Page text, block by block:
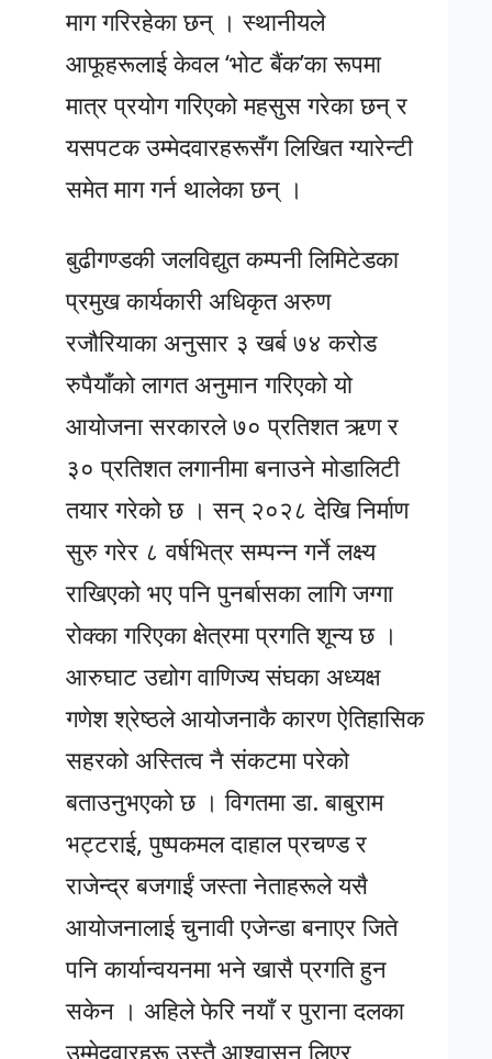
माग गरिरहेका छन् । स्थानीयले
आफूहरूलाई केवल ‘भोट बैंक’का रूपमा
मात्र प्रयोग गरिएको महसुस गरेका छन् र
यसपटक उम्मेदवारहरूसँग लिखित ग्यारेन्टी
समेत माग गर्न थालेका छन् ।
बुढीगण्डकी जलविद्युत कम्पनी लिमिटेडका
प्रमुख कार्यकारी अधिकृत अरुण
रजौरियाका अनुसार ३ खर्ब ७४ करोड
रुपैयाँको लागत अनुमान गरिएको यो
आयोजना सरकारले ७० प्रतिशत ऋण र
३० प्रतिशत लगानीमा बनाउने मोडालिटी
तयार गरेको छ । सन् २०२८ देखि निर्माण
सुरु गरेर ८ वर्षभित्र सम्पन्न गर्ने लक्ष्य
राखिएको भए पनि पुनर्बासका लागि जग्गा
रोक्का गरिएका क्षेत्रमा प्रगति शून्य छ ।
आरुघाट उद्योग वाणिज्य संघका अध्यक्ष
गणेश श्रेष्ठले आयोजनाकै कारण ऐतिहासिक
सहरको अस्तित्व नै संकटमा परेको
बताउनुभएको छ । विगतमा डा. बाबुराम
भट्टराई, पुष्पकमल दाहाल प्रचण्ड र
राजेन्द्र बजगाईं जस्ता नेताहरूले यसै
आयोजनालाई चुनावी एजेन्डा बनाएर जिते
पनि कार्यान्वयनमा भने खासै प्रगति हुन
सकेन । अहिले फेरि नयाँ र पुराना दलका